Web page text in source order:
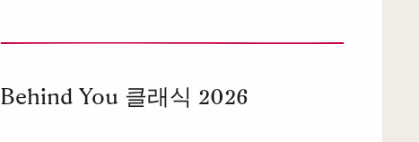
Behind You 클래식 2026